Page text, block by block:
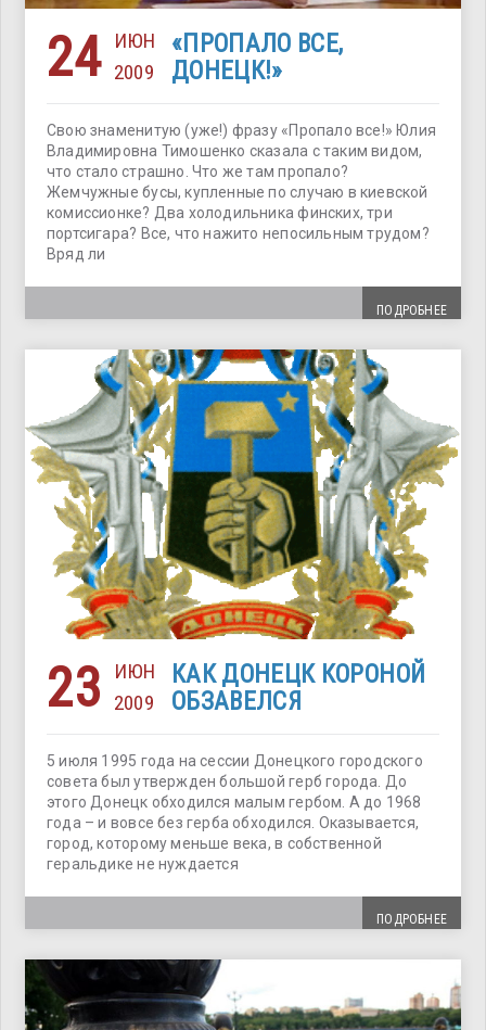
24 ИЮН
2009
«ПРОПАЛО ВСЕ,
ДОНЕЦК!»
Свою знаменитую (уже!) фразу «Пропало все!» Юлия
Владимировна Тимошенко сказала с таким видом,
что стало страшно. Что же там пропало?
Жемчужные бусы, купленные по случаю в киевской
комиссионке? Два холодильника финских, три
портсигара? Все, что нажито непосильным трудом?
Вряд ли
ПОДРОБНЕЕ
23
ИЮН
2009
КАК ДОНЕЦК КОРОНОЙ
ОБЗАВЕЛСЯ
5 июля 1995 года на сессии Донецкого городского
совета был утвержден большой герб города. До
этого Донецк обходился малым гербом. А до 1968
года – и вовсе без герба обходился. Оказывается,
город, которому меньше века, в собственной
геральдике не нуждается
ПОДРОБНЕЕ